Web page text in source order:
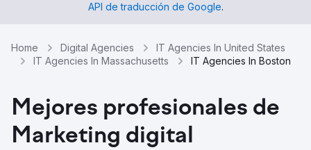
API de traducción de Google.
Home Digital Agencies
IT Agencies In United States
IT Agencies In Massachusetts
IT Agencies In Boston
Mejores profesionales de
Marketing digital